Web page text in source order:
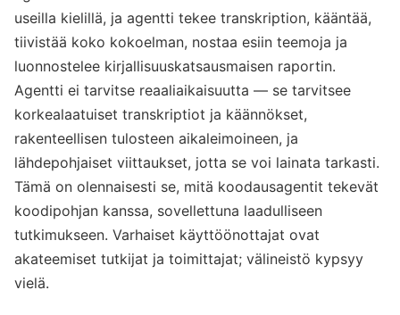
useilla kielillä, ja agentti tekee transkription, kääntää,
tiivistää koko kokoelman, nostaa esiin teemoja ja
luonnostelee kirjallisuuskatsausmaisen raportin.
Agentti ei tarvitse reaaliaikaisuutta — se tarvitsee
korkealaatuiset transkriptiot ja käännökset,
rakenteellisen tulosteen aikaleimoineen, ja
lähdepohjaiset viittaukset, jotta se voi lainata tarkasti.
Tämä on olennaisesti se, mitä koodausagentit tekevät
koodipohjan kanssa, sovellettuna laadulliseen
tutkimukseen. Varhaiset käyttöönottajat ovat
akateemiset tutkijat ja toimittajat; välineistö kypsyy
vielä.